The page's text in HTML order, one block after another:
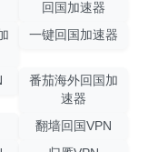
回国加速器
一键回国加速器
番茄海外回国加
速器
翻墙回国VPN